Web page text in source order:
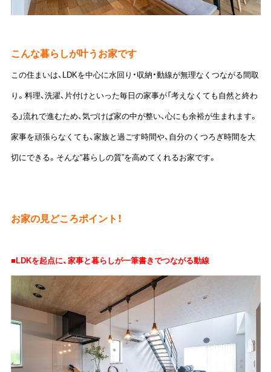
こんな暮らしが叶うお家です
この住まいは、LDKを中心に水回り・収納・動線が無理なくつながる間取
り。 料理、洗濯、片付けといった毎日の家事が「考えなくても自然と終わ
る」流れで進むため、気づけば家の中が整い、心にも余裕が生まれます。
家事を頑張らなくても、家族と過ごす時間や、自分のくつろぎ時間を大
切にできる。そんな“暮らしの質”を高めてくれるお家です。
お家の見どころポイント！
■LDKを起点に、家事と暮らしが一筆書きでつながる動線